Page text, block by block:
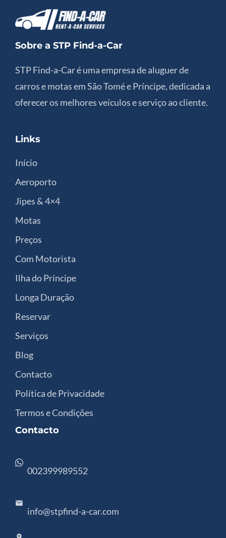
Sobre a STP Find-a-Car
STP Find-a-Car é uma empresa de aluguer de
carros e motas em São Tomé e Príncipe, dedicada a
oferecer os melhores veículos e serviço ao cliente.
Links
Início
Aeroporto
Jipes & 4×4
Motas
Preços
Com Motorista
Ilha do Príncipe
Longa Duração
Reservar
Serviços
Blog
Contacto
Política de Privacidade
Termos e Condições
Contacto
002399989552
info@stpfind-a-car.com